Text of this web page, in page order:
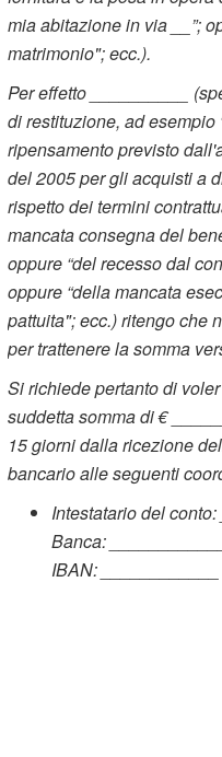
mia abitazione in via __”;
matrimonio"; ecc.).
Per effetto __________
di restituzione, ad
ripensamento previsto
del 2005 per gli acquisti a
rispetto dei termini
mancata consegna del
oppure “del recesso dal
oppure “della mancata
pattuita"; ecc.) ritengo che
per trattenere la somma
Si richiede pertanto di
suddetta somma di €
15 giorni dalla ricezione
bancario alle seguenti
Intestatario del conto:
Banca: ____________
IBAN: ____________